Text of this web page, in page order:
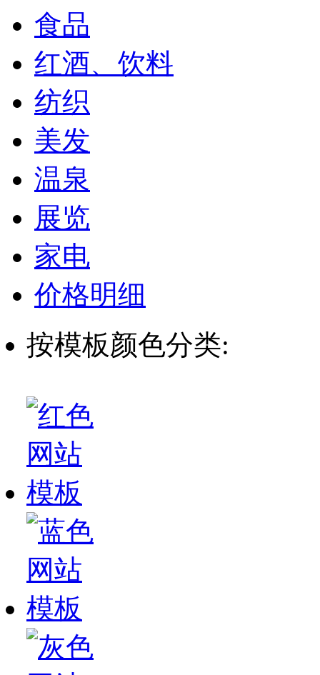
食品
红酒、饮料
纺织
美发
温泉
展览
家电
价格明细
按模板颜色分类: